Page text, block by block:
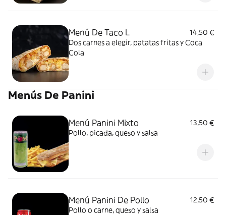
Menú De Taco L
14,50 €
Dos carnes a elegir, patatas fritas y Coca
Cola
Menús De Panini
Menú Panini Mixto
13,50 €
Pollo, picada, queso y salsa
Menú Panini De Pollo
12,50 €
Pollo o carne, queso y salsa